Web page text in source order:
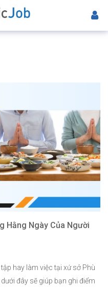
Hằng Ngày Của Người
hay làm việc tại xứ sở Phù
đây sẽ giúp bạn ghi điểm